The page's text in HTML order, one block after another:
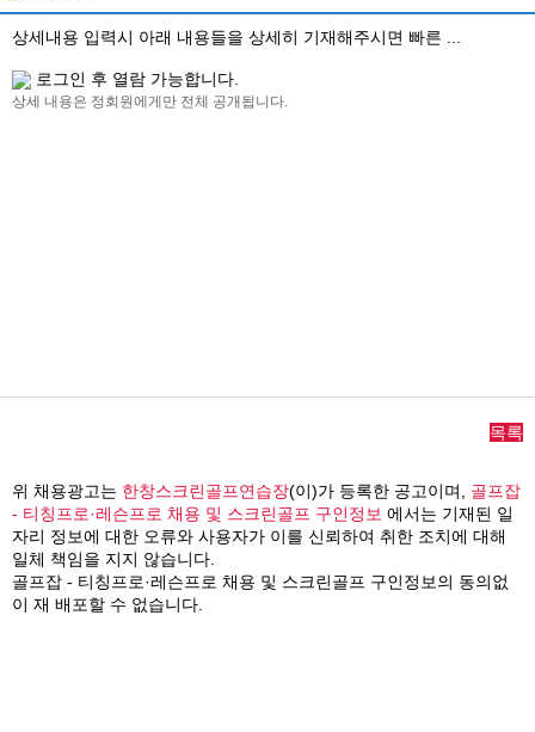
상세내용 입력시 아래 내용들을 상세히 기재해주시면 빠른 ...
로그인 후 열람 가능합니다.
상세 내용은 정회원에게만 전체 공개됩니다.
목록
위 채용광고는 한창스크린골프연습장(이)가 등록한 공고이며, 골프잡
- 티칭프로·레슨프로 채용 및 스크린골프 구인정보 에서는 기재된 일
자리 정보에 대한 오류와 사용자가 이를 신뢰하여 취한 조치에 대해
일체 책임을 지지 않습니다.
골프잡 - 티칭프로·레슨프로 채용 및 스크린골프 구인정보의 동의없
이 재 배포할 수 없습니다.